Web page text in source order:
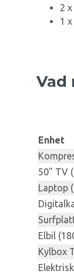
2
1
Vad
Enhet
50" TV
Laptop
Elbil
Kylbox